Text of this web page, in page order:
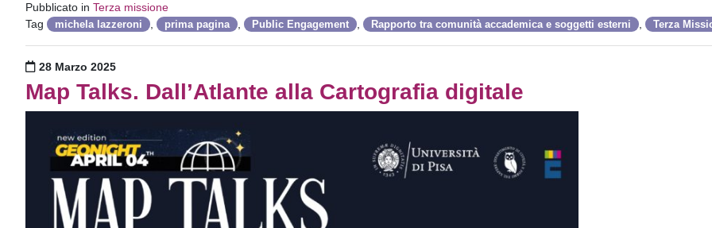
Pubblicato in Terza missione
Tag
michela lazzeroni prima pagina Public Engagement Rapporto tra comunità accademica e soggetti esterni Terza
Pubblicato il
28 Marzo 2025
Map Talks. Dall’Atlante alla Cartografia digitale